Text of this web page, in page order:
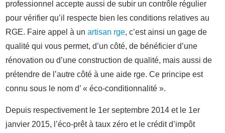
professionnel accepte aussi de subir un contrôle régulier
pour vérifier qu’il respecte bien les conditions relatives au
RGE. Faire appel à un artisan rge, c’est ainsi un gage de
qualité qui vous permet, d’un côté, de bénéficier d’une
rénovation ou d’une construction de qualité, mais aussi de
prétendre de l’autre côté à une aide rge. Ce principe est
connu sous le nom d’ « éco-conditionnalité ».
Depuis respectivement le 1er septembre 2014 et le 1er
janvier 2015, l’éco-prêt à taux zéro et le crédit d’impôt